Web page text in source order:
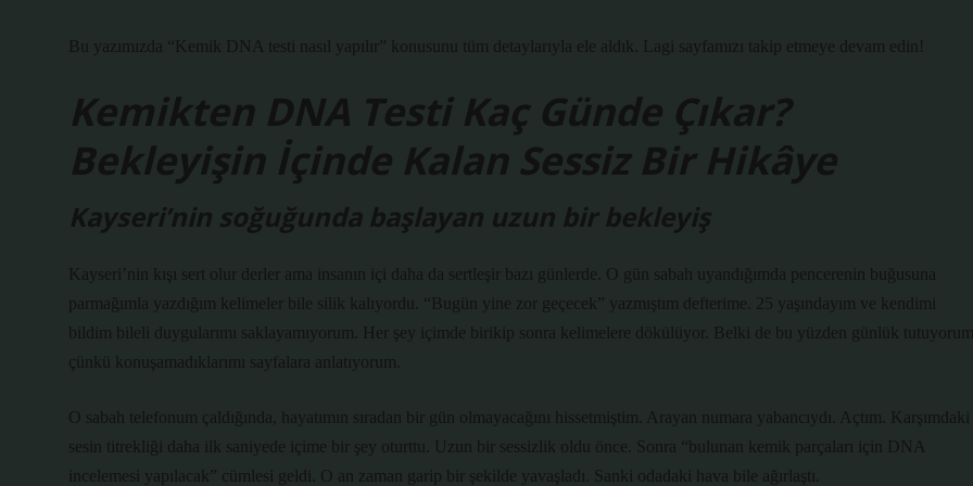
Bu yazımızda “Kemik DNA testi nasıl yapılır” konusunu tüm detaylarıyla ele aldık. Lagi sayfamızı takip etmeye devam edin!
Kemikten DNA Testi Kaç Günde Çıkar?
Bekleyişin İçinde Kalan Sessiz Bir Hikâye
Kayseri’nin soğuğunda başlayan uzun bir bekleyiş
Kayseri’nin kışı sert olur derler ama insanın içi daha da sertleşir bazı günlerde. O gün sabah uyandığımda pencerenin buğusuna
parmağımla yazdığım kelimeler bile silik kalıyordu. “Bugün yine zor geçecek” yazmıştım defterime. 25 yaşındayım ve kendimi
bildim bileli duygularımı saklayamıyorum. Her şey içimde birikip sonra kelimelere dökülüyor. Belki de bu yüzden günlük
çünkü konuşamadıklarımı sayfalara anlatıyorum.
O sabah telefonum çaldığında, hayatımın sıradan bir gün olmayacağını hissetmiştim. Arayan numara yabancıydı. Açtım. Karşımdaki
sesin titrekliği daha ilk saniyede içime bir şey oturttu. Uzun bir sessizlik oldu önce. Sonra “bulunan kemik parçaları için DNA
incelemesi yapılacak” cümlesi geldi. O an zaman garip bir şekilde yavaşladı. Sanki odadaki hava bile ağırlaştı.